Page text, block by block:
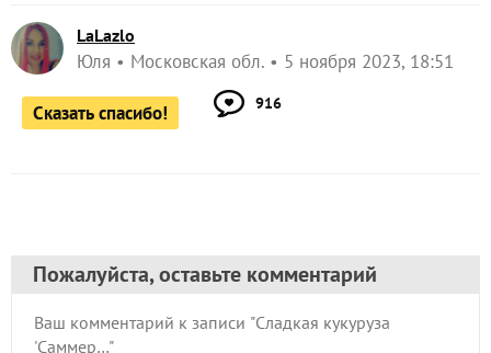
LaLazlo
Юля Московская обл. 5 ноября 2023, 18:51
Сказать спасибо! 916
Пожалуйста, оставьте комментарий